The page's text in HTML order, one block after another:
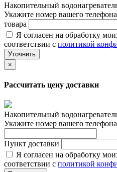
Накопительный
Укажите номер вашего
товара
Я согласен на обработку
соответствии с политикой
Уточнить
×
Рассчитать цену доставки
Накопительный
Укажите номер вашего
Пункт доставки
Я согласен на обработку
соответствии с политикой